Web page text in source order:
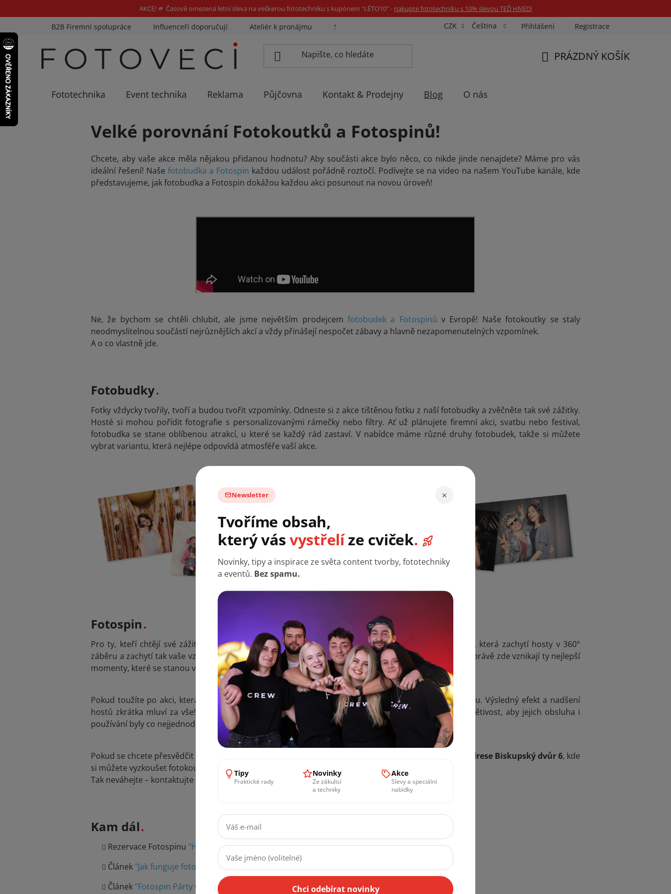
AKCE! 🫵 Časově omezená letní sleva na veškerou fototechniku s kupónem "LÉTO10" - nakupte fototechniku s 10% slevou TEĎ HNED!
na
obsah
B2B Firemní spolupráce Influenceři doporučují Ateliér k pronájmu Sázíme stromky Eventovka Fotospin Neony na míru Průkazové Foto
CZK Čeština Přihlášení Registrace
PRÁZDNÝ KOŠÍK
Fototechnika Event technika Reklama Půjčovna Kontakt & Prodejny Blog O nás
Velké porovnání Fotokoutků a Fotospinů!
Chcete, aby vaše akce měla nějakou přidanou hodnotu? Aby součásti akce bylo něco, co nikde jinde nenajdete? Máme pro vás
ideální řešení! Naše fotobudka a Fotospin každou událost pořádně roztočí. Podívejte se na video na našem YouTube kanále, kde
představujeme, jak fotobudka a Fotospin dokážou každou akci posunout na novou úroveň!
Ne, že bychom se chtěli chlubit, ale jsme největším prodejcem fotobudek a Fotospinů v Evropě! Naše fotokoutky se staly
neodmyslitelnou součástí nejrůznějších akcí a vždy přinášejí nespočet zábavy a hlavně nezapomenutelných vzpomínek.
A o co vlastně jde.
Fotobudky
Fotky vždycky tvořily, tvoří a budou tvořit vzpomínky. Odneste si z akce tištěnou fotku z naší fotobudky a zvěčněte tak své zážitky.
Hosté si mohou pořídit fotografie s personalizovanými rámečky nebo filtry. Ať už plánujete firemní akci, svatbu nebo festival,
fotobudka se stane oblíbenou atrakcí, u které se každý rád zastaví. V nabídce máme různé druhy fotobudek, takže si můžete
vybrat variantu, která nejlépe odpovídá atmosféře vaší akce.
Fotospin
Pro ty, kteří chtějí své zážitky posunout o úroveň výš, nabízíme náš Fotospin – otočnou platformu, která zachytí hosty v 360°
záběru a zachytí tak vaše vzpomínky na video. Tento efekt je ideální pro sdílení na sociálních sítích, a právě zde vznikají ty nejlepší
momenty, které se stanou virálními.
Pokud toužíte po akci, která se bude něčím vyjímat, fotobudky a Fotospiny jsou tou správnou volbou. Výsledný efekt a nadšení
hostů zkrátka mluví za vše! Naše fotokoutky jsou navrženy s důrazem na kvalitu a uživatelskou přívětivost, aby jejich obsluha i
používání byly co nejjednodušší pro každého.
Pokud se chcete přesvědčit na vlastní kůži, budeme se na vás těšit v našem showroomu v Praze na adrese Biskupský dvůr 6, kde
si můžete vyzkoušet fotokoutek i Fotospin.
Tak neváhejte – kontaktujte nás a udělejte první krok k jedinečné události plné zábavy a vzpomínek!
Kam dál
Rezervace Fotospinu "HERE"
Článek "Jak funguje fotospin"
Článek "Fotospin Párty Gamechanger"
Newsletter ×
Tvoříme obsah,
který vásvystřelíze cviček.
Novinky, tipy a inspirace ze světa content tvorby, fototechniky
a eventů. Bez spamu.
Tipy
Praktické rady
Novinky
Ze zákulisí
a techniky
Akce
Slevy a speciální
nabídky
Chci odebírat novinky